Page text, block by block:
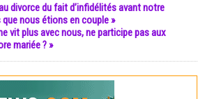
divorce du fait d’infidélités avant notre
nous étions en couple »
vit plus avec nous, ne participe pas aux
mariée ? »